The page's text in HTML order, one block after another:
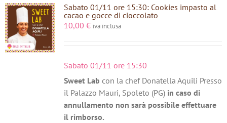
Sabato 01/11 ore 15:30: Cookies impasto al
cacao e gocce di cioccolato
10,00 € iva inclusa
Sabato 01/11 ore 15:30
Sweet Lab con la chef Donatella Aquili Presso
il Palazzo Mauri, Spoleto (PG) in caso di
annullamento non sarà possibile effettuare
il rimborso.